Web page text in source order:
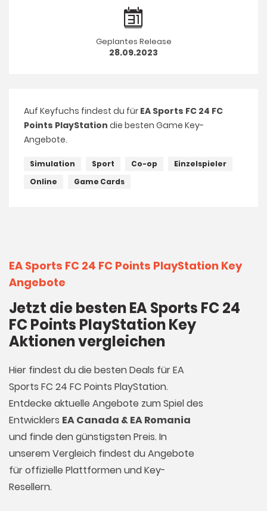
Geplantes Release
28.09.2023
Auf Keyfuchs findest du für EA Sports FC 24 FC
Points PlayStation die besten Game Key-
Angebote.
Simulation Sport Co-op
Einzelspieler
Online
Game Cards
EA Sports FC 24 FC Points PlayStation Key
Angebote
Jetzt die besten EA Sports FC 24
FC Points PlayStation Key
Aktionen vergleichen
Hier findest du die besten Deals für EA
Sports FC 24 FC Points PlayStation.
Entdecke aktuelle Angebote zum Spiel des
Entwicklers EA Canada & EA Romania
und finde den günstigsten Preis. In
unserem Vergleich findest du Angebote
für offizielle Plattformen und Key-
Resellern.